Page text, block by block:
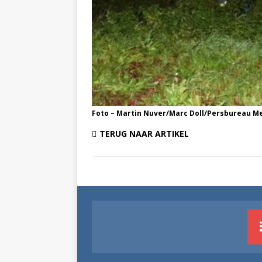
Foto – Martin Nuver/Marc Doll/Persbureau
TERUG NAAR ARTIKEL